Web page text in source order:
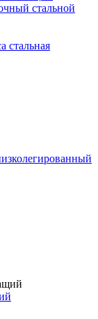
стальной
стальная